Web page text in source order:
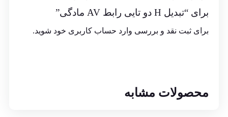
برای “تبدیل H دو تایی رابط AV مادگی”
برای ثبت نقد و بررسی وارد حساب کاربری خود شوید.
محصولات مشابه